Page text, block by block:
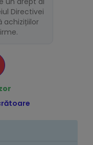
Directivei
achizițiilor